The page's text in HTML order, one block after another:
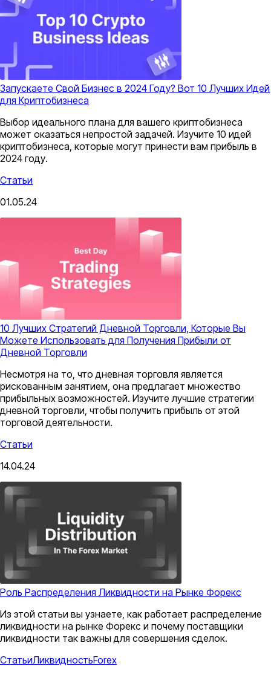
Запускаете Свой Бизнес в 2024 Году? Вот 10 Лучших Идей
для Криптобизнеса
Выбор идеального плана для вашего криптобизнеса
может оказаться непростой задачей. Изучите 10 идей
криптобизнеса, которые могут принести вам прибыль в
2024 году.
Статьи
01.05.24
10 Лучших Стратегий Дневной Торговли, Которые Вы
Можете Использовать для Получения Прибыли от
Дневной Торговли
Несмотря на то, что дневная торговля является
рискованным занятием, она предлагает множество
прибыльных возможностей. Изучите лучшие стратегии
дневной торговли, чтобы получить прибыль от этой
торговой деятельности.
Статьи
14.04.24
Роль Распределения Ликвидности на Рынке Форекс
Из этой статьи вы узнаете, как работает распределение
ликвидности на рынке Форекс и почему поставщики
ликвидности так важны для совершения сделок.
СтатьиЛиквидностьForex